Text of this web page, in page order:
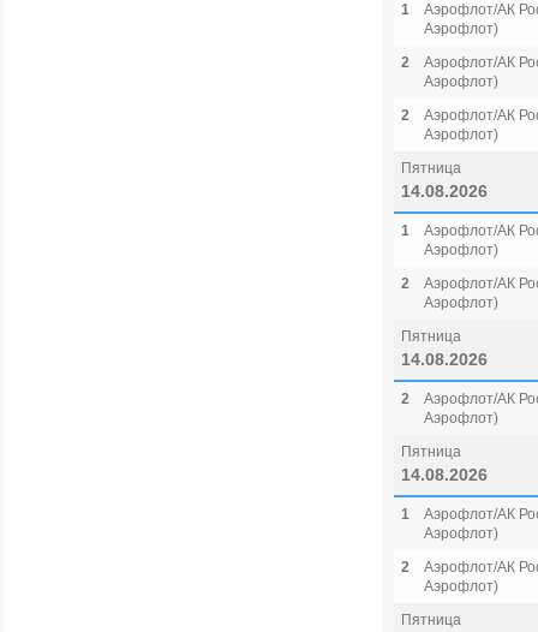
1
Аэрофлот/АК
Аэрофлот)
2
Аэрофлот/АК
Аэрофлот)
2
Аэрофлот/АК
Аэрофлот)
Пятница
14.08.2026
1
Аэрофлот/АК
Аэрофлот)
2
Аэрофлот/АК
Аэрофлот)
Пятница
14.08.2026
2
Аэрофлот/АК
Аэрофлот)
Пятница
14.08.2026
1
Аэрофлот/АК
Аэрофлот)
2
Аэрофлот/АК
Аэрофлот)
Пятница